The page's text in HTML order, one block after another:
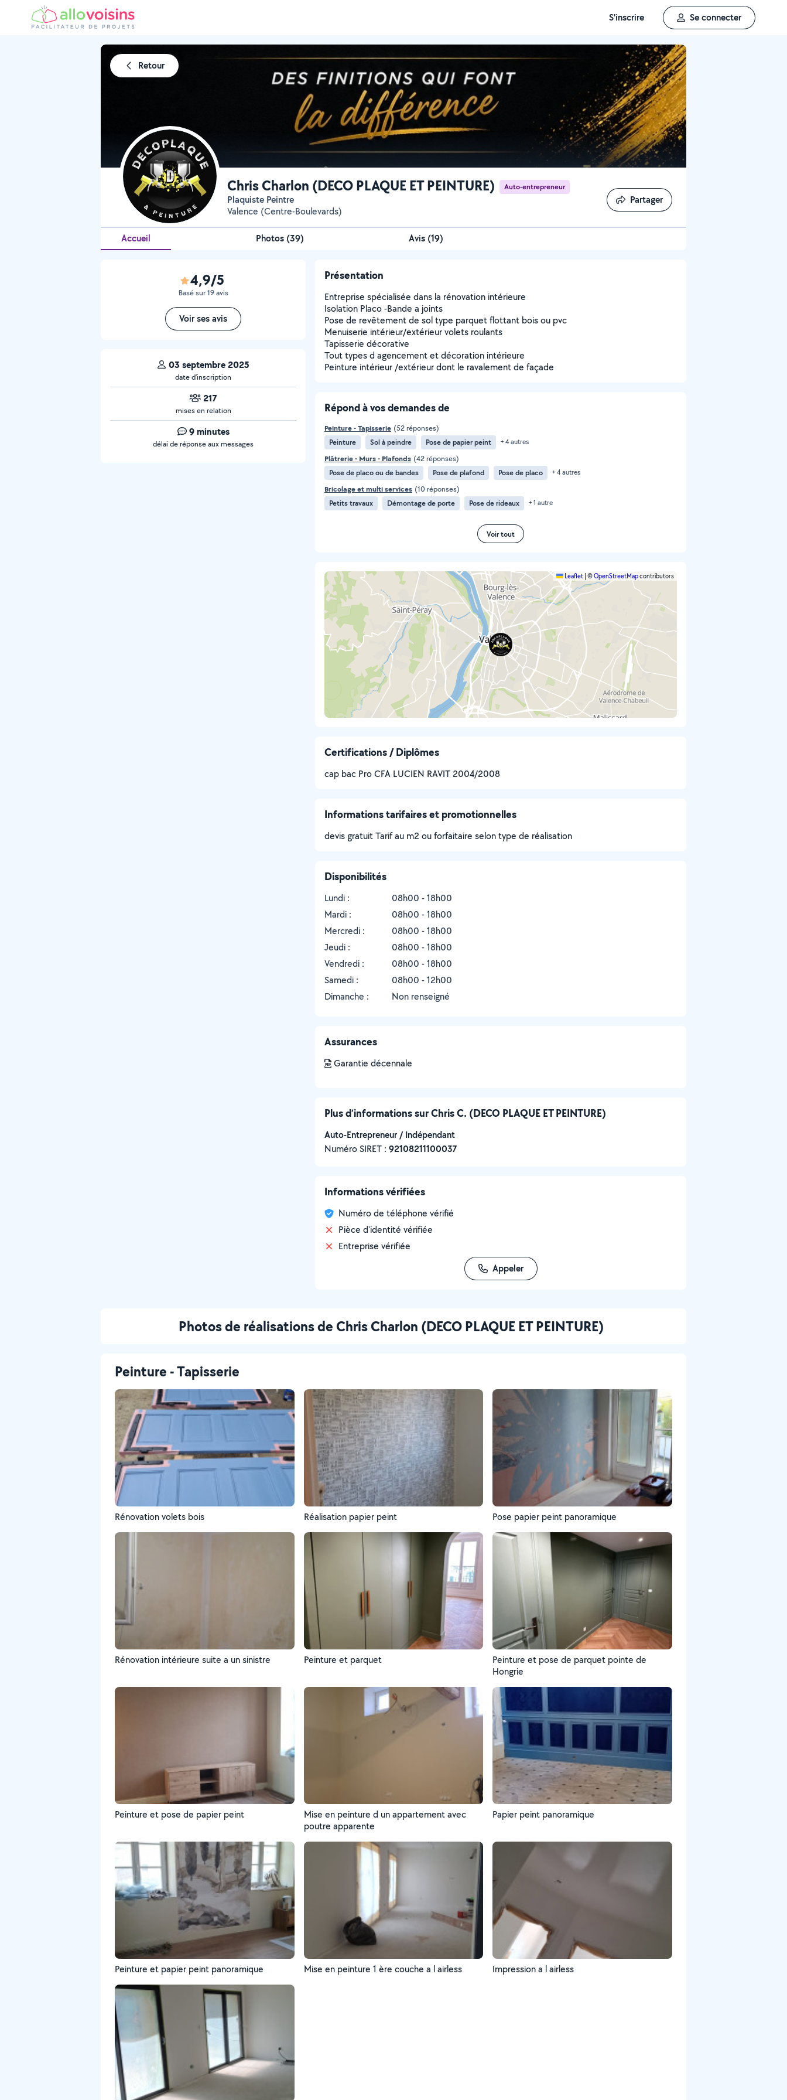
S'inscrire Se connecter
Retour
Chris Charlon (DECO PLAQUE ET PEINTURE) Auto-entrepreneur
Plaquiste Peintre
Valence (Centre-Boulevards)
Partager
Partager
Accueil Photos (39) Avis (19)
4,9/5
Basé sur 19 avis
Voir ses avis
03 septembre 2025
date d’inscription
217
mises en relation
9 minutes
délai de réponse aux messages
Présentation
Entreprise spécialisée dans la rénovation intérieure
Isolation Placo -Bande a joints
Pose de revêtement de sol type parquet flottant bois ou pvc
Menuiserie intérieur/extérieur volets roulants
Tapisserie décorative
Tout types d agencement et décoration intérieure
Peinture intérieur /extérieur dont le ravalement de façade
Répond à vos demandes de
Peinture - Tapisserie (52 réponses)
Peinture
Sol à peindre Pose de papier peint + 4 autres
Plâtrerie - Murs - Plafonds (42 réponses)
Pose de placo ou de bandes
Pose de plafond Pose de placo + 4 autres
Bricolage et multi services (10 réponses)
Petits travaux
Démontage de porte Pose de rideaux + 1 autre
Voir tout
Leaflet ©OpenStreetMapcontributors
Certifications / Diplômes
cap bac Pro CFA LUCIEN RAVIT 2004/2008
Informations tarifaires et promotionnelles
devis gratuit Tarif au m2 ou forfaitaire selon type de réalisation
Disponibilités
Lundi :
08h00 - 18h00
Mardi :
08h00 - 18h00
Mercredi :
08h00 - 18h00
Jeudi :
08h00 - 18h00
Vendredi :
08h00 - 18h00
Samedi :
08h00 - 12h00
Dimanche :
Non renseigné
Assurances
Garantie décennale
Plus d’informations sur Chris C. (DECO PLAQUE ET PEINTURE)
Auto-Entrepreneur / Indépendant
Numéro SIRET : ‍92108211100037
Informations vérifiées
Numéro de téléphone vérifié
Pièce d'identité vérifiée
Entreprise vérifiée
Appeler
Photos de réalisations de Chris Charlon (DECO PLAQUE ET PEINTURE)
Peinture - Tapisserie
Rénovation volets bois Réalisation papier peint Pose papier peint panoramique
Rénovation intérieure suite a un sinistre Peinture et parquet
Peinture et pose de parquet pointe de
Hongrie
Peinture et pose de papier peint
Mise en peinture d un appartement avec
poutre apparente
Papier peint panoramique
Peinture et papier peint panoramique Mise en peinture 1 ère couche a l airless Impression a l airless